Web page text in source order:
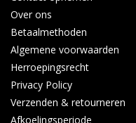
Over ons
Betaalmethoden
Algemene voorwaarden
Herroepingsrecht
Privacy Policy
Verzenden & retourneren
Afkoelingsperiode